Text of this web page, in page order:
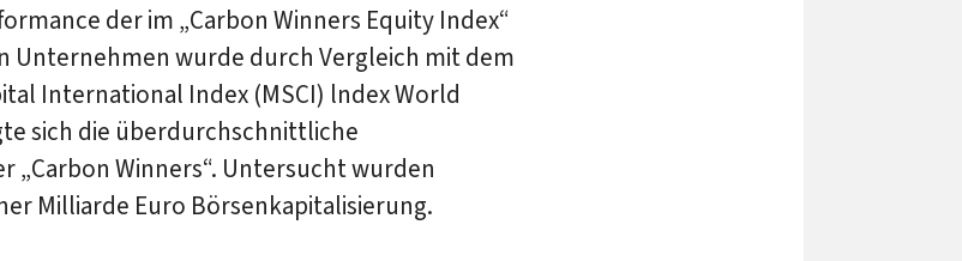
der im „Carbon Winners Equity Index“
Unternehmen wurde durch Vergleich mit dem
International Index (MSCI) lndex World
sich die überdurchschnittliche
„Carbon Winners“. Untersucht wurden
Milliarde Euro Börsenkapitalisierung.